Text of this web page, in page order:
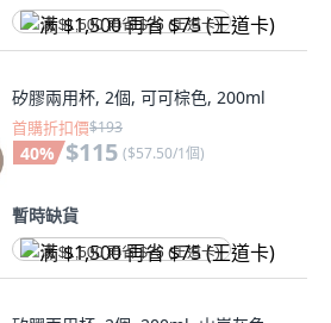
满 $1,500 再省 $75 (王道卡)
矽膠兩用杯, 2個, 可可棕色, 200ml
首購折扣價$193
40% $115 ($57.50/1個)
暫時缺貨
满 $1,500 再省 $75 (王道卡)